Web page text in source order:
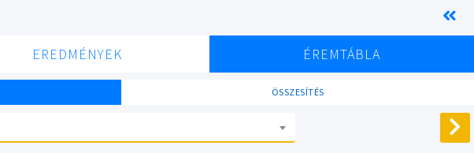
EREDMÉNYEK ÉREMTÁBLA
ÖSSZESÍTÉS